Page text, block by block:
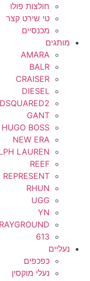
חולצות פולו
טי שירט קצר
מכנסיים
מותגים
AMARA
BALR
CRAISER
DIESEL
DSQUARED2
GANT
HUGO BOSS
NEW ERA
LAUREN
REEF
REPRESENT
RHUN
UGG
YN
613
נעליים
כפכפים
נעלי מוקסין